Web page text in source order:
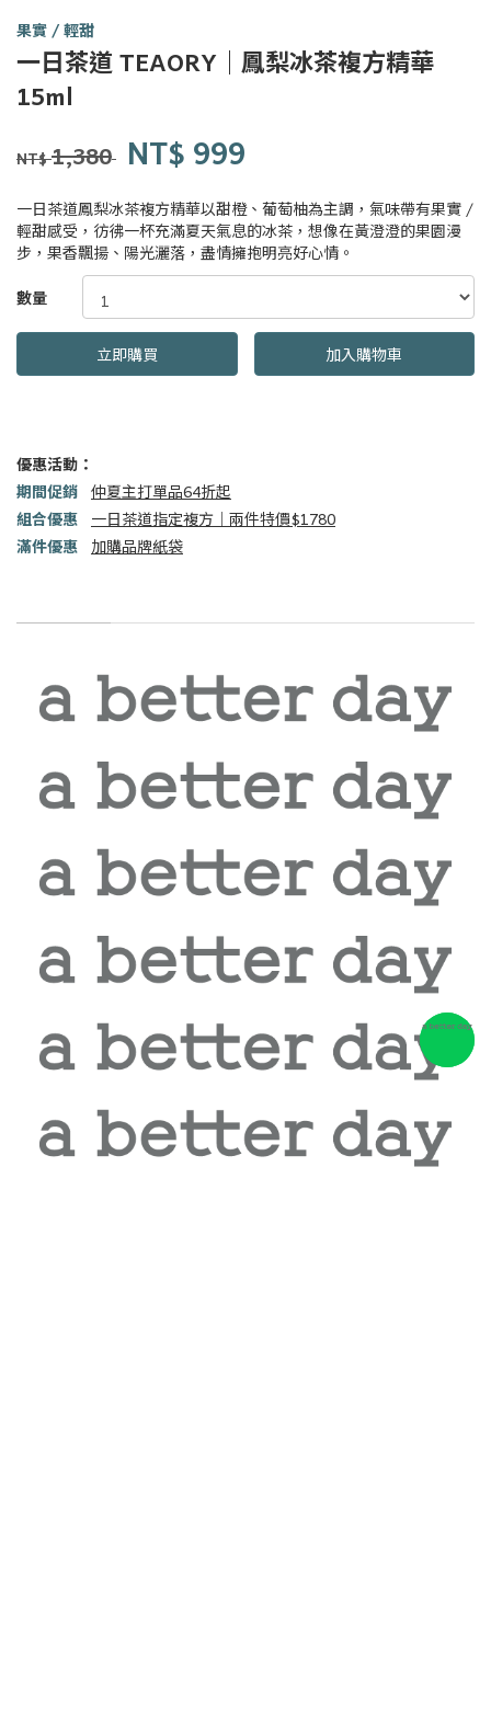
果實 / 輕甜
一日茶道 TEAORY｜鳳梨冰茶複方精華
15ml
Y0040
一日
lit-
tê-
NT$1,380 NT$ 999
一日茶道鳳梨冰茶複方精華以甜橙、葡萄柚為主調，氣味帶有果實 /
輕甜感受，彷彿一杯充滿夏天氣息的冰茶，想像在黃澄澄的果園漫
步，果香飄揚、陽光灑落，盡情擁抱明亮好心情。
GOODS000000000000000011559
數量
立即購買 加入購物車
優惠活動：
期間促銷 仲夏主打單品64折起
組合優惠 一日茶道指定複方｜兩件特價$1780
滿件優惠 加購品牌紙袋